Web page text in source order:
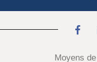
Moyens